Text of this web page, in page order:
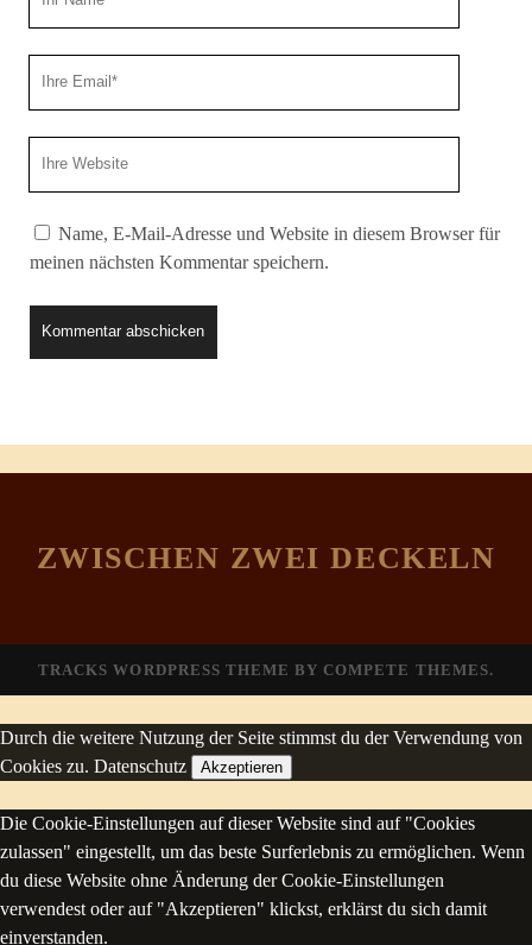
Name, E-Mail-Adresse und Website in diesem Browser für
meinen nächsten Kommentar speichern.
ZWISCHEN ZWEI DECKELN
TRACKS WORDPRESS THEME BY COMPETE THEMES.
Durch die weitere Nutzung der Seite stimmst du der Verwendung von
Cookies zu. Datenschutz Akzeptieren
Die Cookie-Einstellungen auf dieser Website sind auf "Cookies
zulassen" eingestellt, um das beste Surferlebnis zu ermöglichen. Wenn
du diese Website ohne Änderung der Cookie-Einstellungen
verwendest oder auf "Akzeptieren" klickst, erklärst du sich damit
einverstanden.